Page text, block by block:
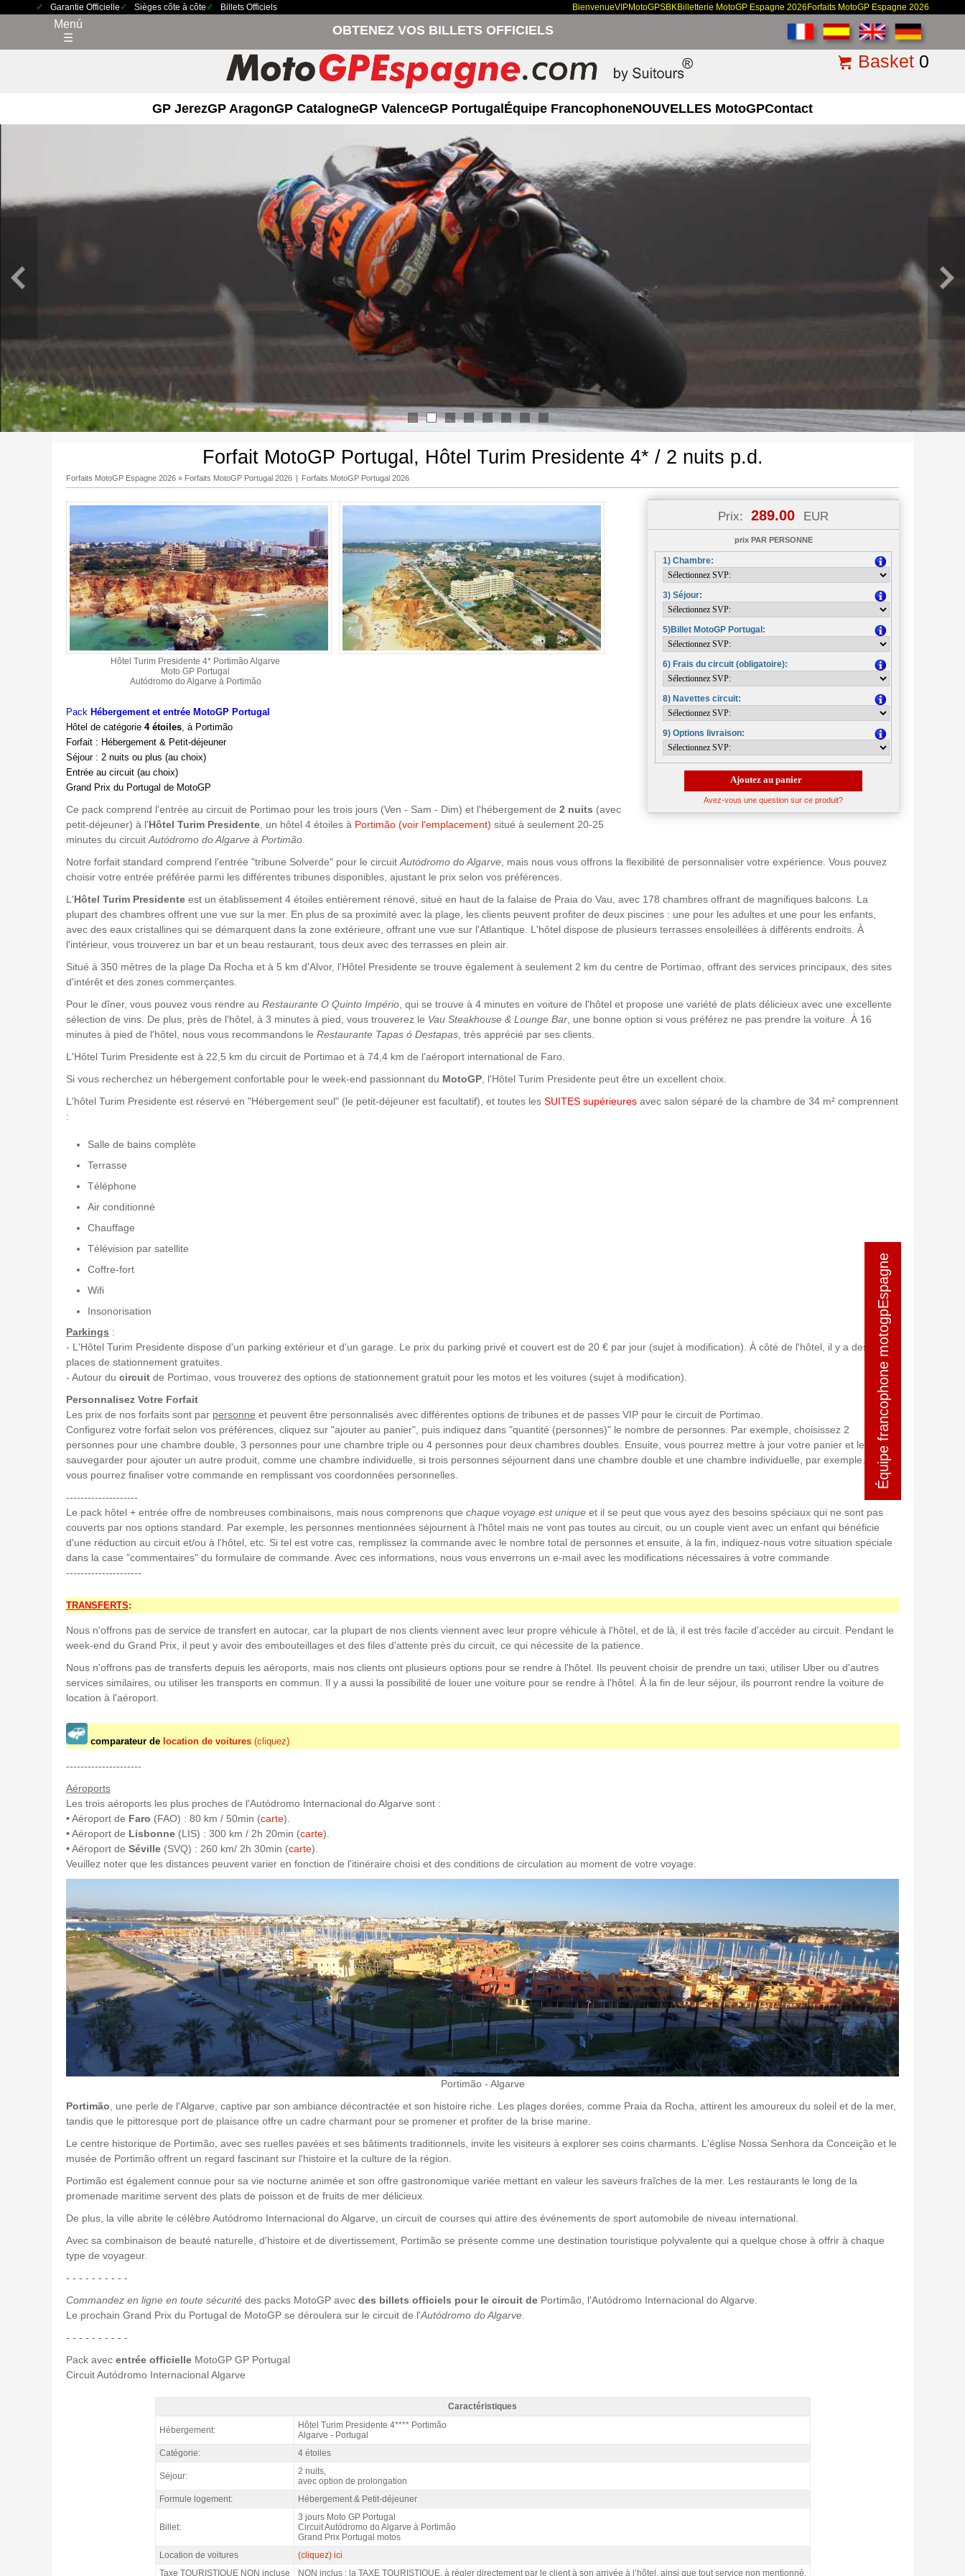
Garantie Officielle Sièges côte à côte Billets Officiels BienvenueVIPMotoGPSBKBilletterie MotoGP Espagne 2026 Forfaits MotoGP Espagne 2026
Menú
☰
OBTENEZ VOS BILLETS OFFICIELS
Basket 0
GP JerezGP AragonGP CatalogneGP ValenceGP PortugalÉquipe FrancophoneNOUVELLES MotoGPContact
1 3 4
Équipe francophone motogpEspagne
Équipe francophone motogpEspagne
Forfait MotoGP Portugal, Hôtel Turim Presidente 4* / 2 nuits p.d.
Forfaits MotoGP Espagne 2026 » Forfaits MotoGP Portugal 2026 | Forfaits MotoGP Portugal 2026
Hôtel Turim Presidente 4* Portimão Algarve
Moto GP Portugal
Autódromo do Algarve à Portimão
Prix: 289.00 EUR
prix PAR PERSONNE
1) Chambre:
3) Séjour:
5)Billet MotoGP Portugal:
6) Frais du circuit (obligatoire):
8) Navettes circuit:
9) Options livraison:
Avez-vous une question sur ce produit?
Pack Hébergement et entrée MotoGP Portugal
Hôtel de catégorie 4 étoiles , à Portimão
Forfait : Hébergement & Petit-déjeuner
Séjour : 2 nuits ou plus (au choix)
Entrée au circuit (au choix)
Grand Prix du Portugal de MotoGP
Ce pack comprend l'entrée au circuit de Portimao pour les trois jours (Ven - Sam - Dim) et l'hébergement de 2 nuits (avec
petit-déjeuner) à l'Hôtel Turim Presidente , un hôtel 4 étoiles à Portimão (voir l'emplacement) situé à seulement 20-25
minutes du circuit Autódromo do Algarve à Portimão
Notre forfait standard comprend l'entrée "tribune Solverde" pour le circuit Autódromo do Algarve , mais nous vous offrons la flexibilité de personnaliser votre expérience. Vous pouvez
choisir votre entrée préférée parmi les différentes tribunes disponibles, ajustant le prix selon vos préférences.
L'Hôtel Turim Presidente est un établissement 4 étoiles entièrement rénové, situé en haut de la falaise de Praia do Vau, avec 178 chambres offrant de magnifiques balcons. La
plupart des chambres offrent une vue sur la mer. En plus de sa proximité avec la plage, les clients peuvent profiter de deux piscines : une pour les adultes et une pour les enfants,
avec des eaux cristallines qui se démarquent dans la zone extérieure, offrant une vue sur l'Atlantique. L'hôtel dispose de plusieurs terrasses ensoleillées à différents endroits. À
l'intérieur, vous trouverez un bar et un beau restaurant, tous deux avec des terrasses en plein air.
Situé à 350 mètres de la plage Da Rocha et à 5 km d'Alvor, l'Hôtel Presidente se trouve également à seulement 2 km du centre de Portimao, offrant des services principaux, des sites
d'intérêt et des zones commerçantes.
Pour le dîner, vous pouvez vous rendre au Restaurante O Quinto Império , qui se trouve à 4 minutes en voiture de l'hôtel et propose une variété de plats délicieux avec une excellente
sélection de vins. De plus, près de l'hôtel, à 3 minutes à pied, vous trouverez le Vau Steakhouse & Lounge Bar , une bonne option si vous préférez ne pas prendre la voiture. À 16
minutes à pied de l'hôtel, nous vous recommandons le Restaurante Tapas ó Destapas , très apprécié par ses clients.
L'Hôtel Turim Presidente est à 22,5 km du circuit de Portimao et à 74,4 km de l'aéroport international de Faro.
Si vous recherchez un hébergement confortable pour le week-end passionnant du MotoGP , l'Hôtel Turim Presidente peut être un excellent choix.
L'hôtel Turim Presidente est réservé en "Hébergement seul" (le petit-déjeuner est facultatif), et toutes les SUITES supérieures avec salon séparé de la chambre de 34 m² comprennent
:
Salle de bains complète
Terrasse
Téléphone
Air conditionné
Chauffage
Télévision par satellite
Coffre-fort
Wifi
Insonorisation
Parkings :
- L'Hôtel Turim Presidente dispose d'un parking extérieur et d'un garage. Le prix du parking privé et couvert est de 20 € par jour (sujet à modification). À côté de l'hôtel, il y a des
places de stationnement gratuites.
- Autour du circuit de Portimao, vous trouverez des options de stationnement gratuit pour les motos et les voitures (sujet à modification).
Personnalisez Votre Forfait
Les prix de nos forfaits sont par personne et peuvent être personnalisés avec différentes options de tribunes et de passes VIP pour le circuit de Portimao.
Configurez votre forfait selon vos préférences, cliquez sur "ajouter au panier", puis indiquez dans "quantité (personnes)" le nombre de personnes. Par exemple, choisissez 2
personnes pour une chambre double, 3 personnes pour une chambre triple ou 4 personnes pour deux chambres doubles. Ensuite, vous pourrez mettre à jour votre panier et le
sauvegarder pour ajouter un autre produit, comme une chambre individuelle, si trois personnes séjournent dans une chambre double et une chambre individuelle, par exemple. Enfin,
vous pourrez finaliser votre commande en remplissant vos coordonnées personnelles.
--------------------
Le pack hôtel + entrée offre de nombreuses combinaisons, mais nous comprenons que chaque voyage est unique et il se peut que vous ayez des besoins spéciaux qui ne sont pas
couverts par nos options standard. Par exemple, les personnes mentionnées séjournent à l'hôtel mais ne vont pas toutes au circuit, ou un couple vient avec un enfant qui bénéficie
d'une réduction au circuit et/ou à l'hôtel, etc. Si tel est votre cas, remplissez la commande avec le nombre total de personnes et ensuite, à la fin, indiquez-nous votre situation spéciale
dans la case "commentaires" du formulaire de commande. Avec ces informations, nous vous enverrons un e-mail avec les modifications nécessaires à votre commande.
---------------------
TRANSFERTS:
Nous n'offrons pas de service de transfert en autocar, car la plupart de nos clients viennent avec leur propre véhicule à l'hôtel, et de là, il est très facile d'accéder au circuit. Pendant le
week-end du Grand Prix, il peut y avoir des embouteillages et des files d'attente près du circuit, ce qui nécessite de la patience.
Nous n'offrons pas de transferts depuis les aéroports, mais nos clients ont plusieurs options pour se rendre à l'hôtel. Ils peuvent choisir de prendre un taxi, utiliser Uber ou d'autres
services similaires, ou utiliser les transports en commun. Il y a aussi la possibilité de louer une voiture pour se rendre à l'hôtel. À la fin de leur séjour, ils pourront rendre la voiture de
location à l'aéroport.
comparateur de location de voitures (cliquez)
---------------------
Aéroports
Les trois aéroports les plus proches de l'Autódromo Internacional do Algarve sont :
• Aéroport de Faro (FAO) : 80 km / 50min (carte).
• Aéroport de Lisbonne (LIS) : 300 km / 2h 20min (carte).
• Aéroport de Séville (SVQ) : 260 km/ 2h 30min (carte).
Veuillez noter que les distances peuvent varier en fonction de l'itinéraire choisi et des conditions de circulation au moment de votre voyage.
Portimão - Algarve
Portimão , une perle de l'Algarve, captive par son ambiance décontractée et son histoire riche. Les plages dorées, comme Praia da Rocha, attirent les amoureux du soleil et de la mer,
tandis que le pittoresque port de plaisance offre un cadre charmant pour se promener et profiter de la brise marine.
Le centre historique de Portimão, avec ses ruelles pavées et ses bâtiments traditionnels, invite les visiteurs à explorer ses coins charmants. L'église Nossa Senhora da Conceição et le
musée de Portimão offrent un regard fascinant sur l'histoire et la culture de la région.
Portimão est également connue pour sa vie nocturne animée et son offre gastronomique variée mettant en valeur les saveurs fraîches de la mer. Les restaurants le long de la
promenade maritime servent des plats de poisson et de fruits de mer délicieux.
De plus, la ville abrite le célèbre Autódromo Internacional do Algarve, un circuit de courses qui attire des événements de sport automobile de niveau international.
Avec sa combinaison de beauté naturelle, d'histoire et de divertissement, Portimão se présente comme une destination touristique polyvalente qui a quelque chose à offrir à chaque
type de voyageur.
- - - - - - - - - -
Commandez en ligne en toute sécurité des packs MotoGP avec des billets officiels pour le circuit de Portimão, l'Autódromo Internacional do Algarve.
Le prochain Grand Prix du Portugal de MotoGP se déroulera sur le circuit de l'Autódromo do Algarve
- - - - - - - - - -
Pack avec entrée officielle MotoGP GP Portugal
Circuit Autódromo Internacional Algarve
Forfait MotoGP Portugal, Hôtel Turim Presidente 4* / 2 nuits p.d. - Caractéristiques
Caractéristiques
Hébergement:
Hôtel Turim Presidente 4**** Portimão
Algarve - Portugal
Catégorie:
4 étoiles
Séjour:
2 nuits,
avec option de prolongation
Formule logement:
Hébergement & Petit-déjeuner
Billet:
3 jours Moto GP Portugal
Circuit Autódromo do Algarve à Portimão
Grand Prix Portugal motos
Location de voitures
(cliquez) ici
Taxe TOURISTIQUE NON incluse
NON inclus : la TAXE TOURISTIQUE, à régler directement par le client à son arrivée à l’hôtel, ainsi que tout service non mentionné.